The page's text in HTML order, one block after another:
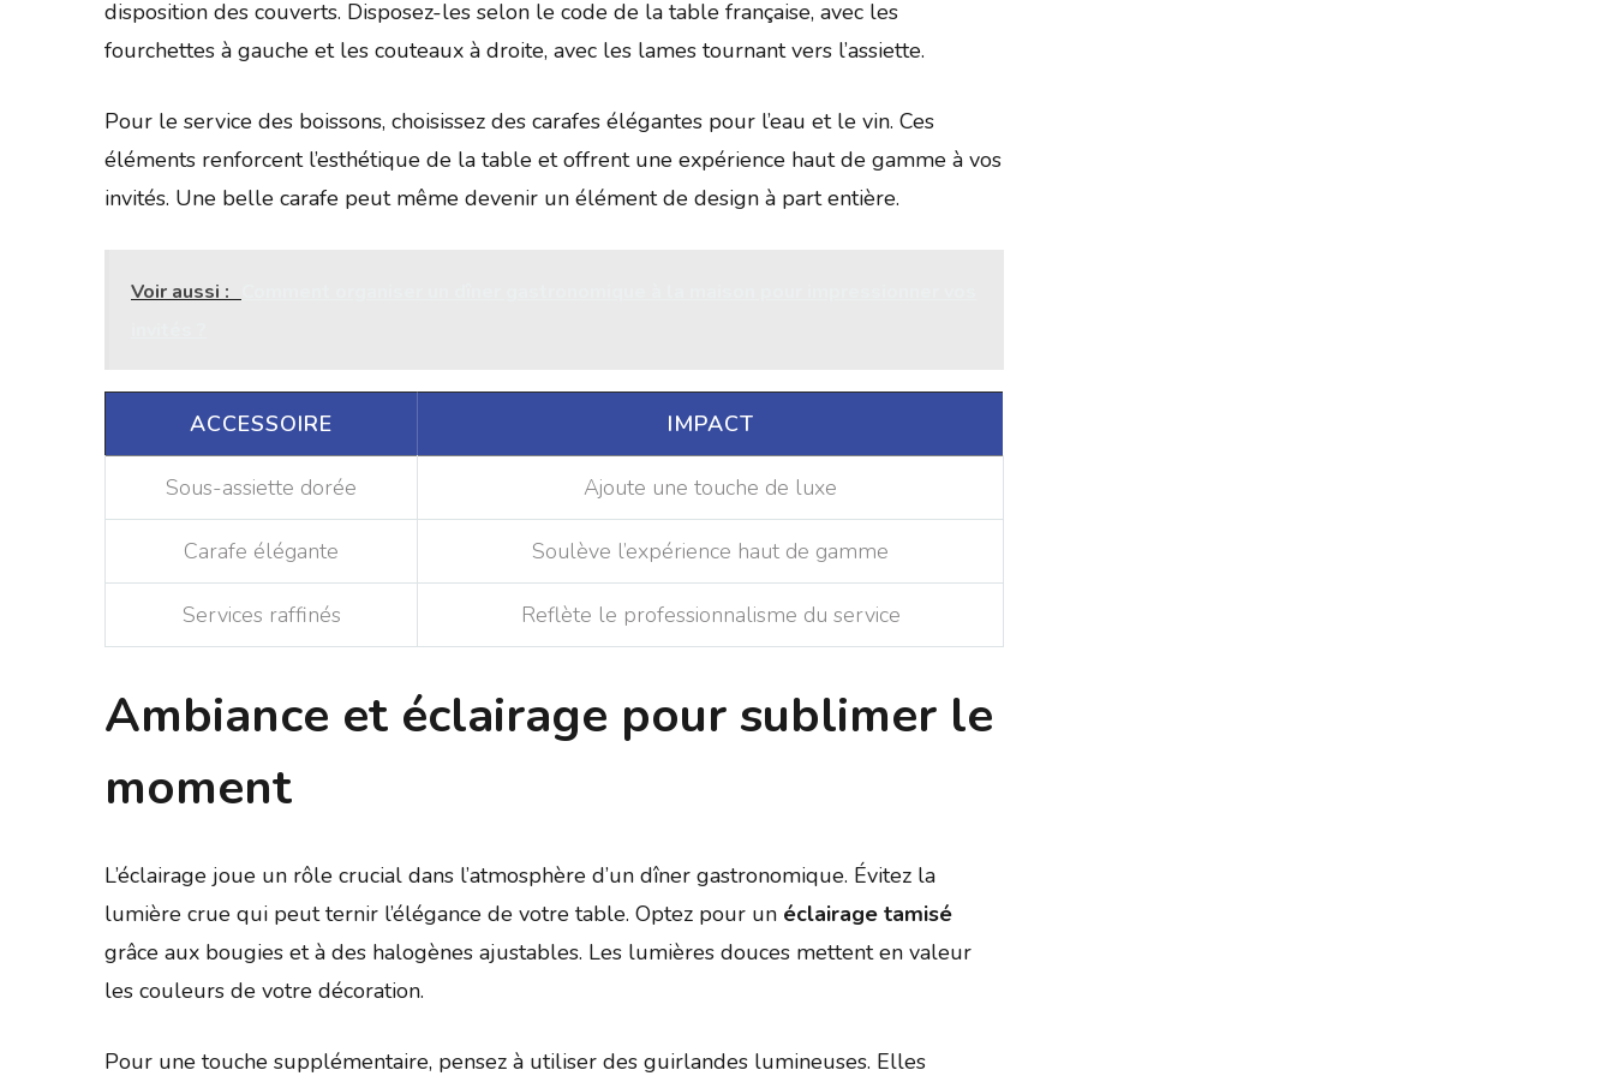
disposition des couverts. Disposez-les selon le code de la table française, avec les
fourchettes à gauche et les couteaux à droite, avec les lames tournant vers l’assiette.
Pour le service des boissons, choisissez des carafes élégantes pour l’eau et le vin. Ces
éléments renforcent l’esthétique de la table et offrent une expérience haut de gamme à vos
invités. Une belle carafe peut même devenir un élément de design à part entière.
Voir aussi :
ACCESSOIRE IMPACT
Sous-assiette dorée Ajoute une touche de luxe
Carafe élégante Soulève l’expérience haut de gamme
Services raffinés Reflète le professionnalisme du service
Ambiance et éclairage pour sublimer le
moment
L’éclairage joue un rôle crucial dans l’atmosphère d’un dîner gastronomique. Évitez la
lumière crue qui peut ternir l’élégance de votre table. Optez pour un éclairage tamisé
grâce aux bougies et à des halogènes ajustables. Les lumières douces mettent en valeur
les couleurs de votre décoration.
Pour une touche supplémentaire, pensez à utiliser des guirlandes lumineuses. Elles